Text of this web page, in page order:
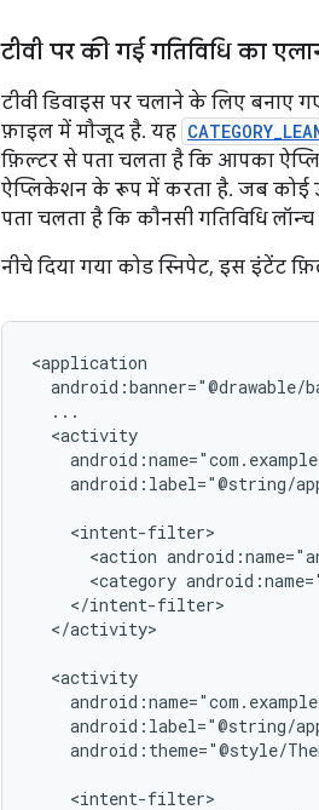
टीवी पर की गई गतिविधि का
टीवी डिवाइस पर चलाने के लिए बनाए
फ़ाइल में मौजूद है. यह
फ़िल्टर से पता चलता है कि आपका
ऐप्लिकेशन के रूप में करता है. जब कोई
पता चलता है कि कौनसी गतिविधि
नीचे दिया गया कोड स्निपेट, इस इंटेंट
android:banner="@drawable/
android:label="@string/
<action
<category
</activity>
android:theme="@style/